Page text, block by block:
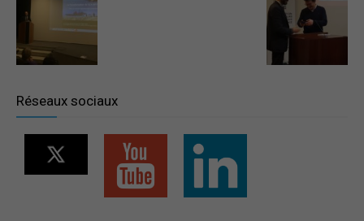
Paris
Réseaux sociaux